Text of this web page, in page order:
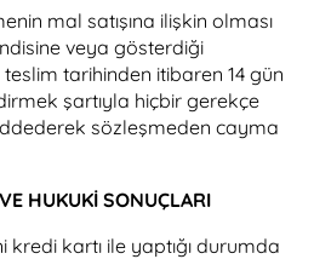
mal satışına ilişkin olması
veya gösterdiği
tarihinden itibaren 14 gün
şartıyla hiçbir gerekçe
sözleşmeden cayma
HUKUKİ SONUÇLARI
kredi kartı ile yaptığı durumda